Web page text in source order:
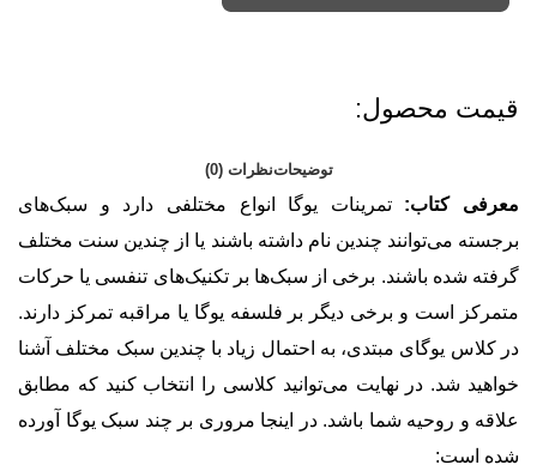
قیمت محصول:​
توضیحاتنظرات (0)
معرفی کتاب:تمرینات یوگا انواع مختلفی دارد و سبک‌های
برجسته می‌توانند چندین نام داشته باشند یا از چندین سنت مختلف
گرفته شده باشند. برخی از سبک‌ها بر تکنیک‌های تنفسی یا حرکات
متمرکز است و برخی دیگر بر فلسفه یوگا یا مراقبه تمرکز دارند.
در کلاس یوگای مبتدی، به احتمال زیاد با چندین سبک مختلف آشنا
خواهید شد. در نهایت می‌توانید کلاسی را انتخاب کنید که مطابق
علاقه و روحیه شما باشد. در اینجا مروری بر چند سبک یوگا آورده
شده است: